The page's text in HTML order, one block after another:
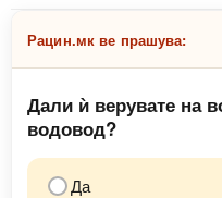
Рацин.мк ве прашува:
Дали ѝ верувате на
водовод?
Да